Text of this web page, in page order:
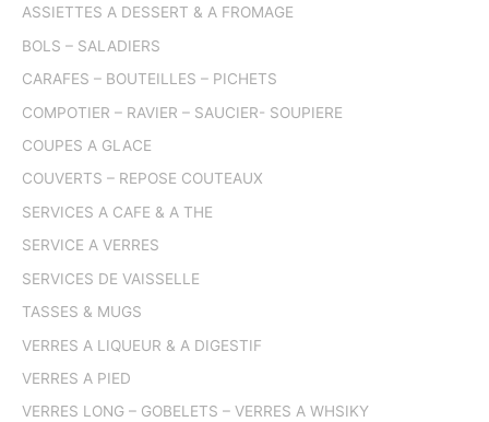
ASSIETTES A DESSERT & A FROMAGE
BOLS – SALADIERS
CARAFES – BOUTEILLES – PICHETS
COMPOTIER – RAVIER – SAUCIER- SOUPIERE
COUPES A GLACE
COUVERTS – REPOSE COUTEAUX
SERVICES A CAFE & A THE
SERVICE A VERRES
SERVICES DE VAISSELLE
TASSES & MUGS
VERRES A LIQUEUR & A DIGESTIF
VERRES A PIED
VERRES LONG – GOBELETS – VERRES A WHSIKY